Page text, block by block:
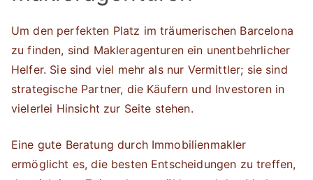
Um den perfekten Platz im träumerischen Barcelona
zu finden, sind Makleragenturen ein unentbehrlicher
Helfer. Sie sind viel mehr als nur Vermittler; sie sind
strategische Partner, die Käufern und Investoren in
vielerlei Hinsicht zur Seite stehen.
Eine gute Beratung durch Immobilienmakler
ermöglicht es, die besten Entscheidungen zu treffen,